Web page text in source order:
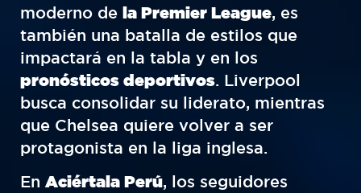
moderno de la Premier League, es
también una batalla de estilos que
impactará en la tabla y en los
pronósticos deportivos. Liverpool
busca consolidar su liderato, mientras
que Chelsea quiere volver a ser
protagonista en la liga inglesa.
En Aciértala Perú, los seguidores